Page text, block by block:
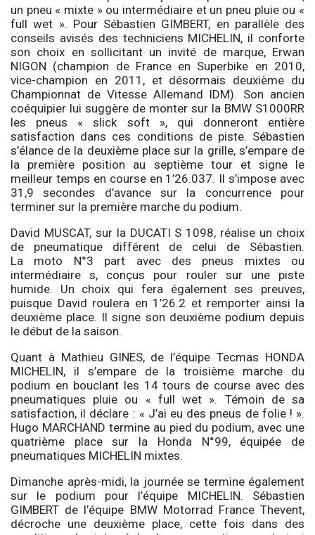
un pneu « mixte » ou intermédiaire et un pneu pluie ou «
full wet ». Pour Sébastien GIMBERT, en parallèle des
conseils avisés des techniciens MICHELIN, il conforte
son choix en sollicitant un invité de marque, Erwan
NIGON (champion de France en Superbike en 2010,
vice-champion en 2011, et désormais deuxième du
Championnat de Vitesse Allemand IDM). Son ancien
coéquipier lui suggère de monter sur la BMW S1000RR
les pneus « slick soft », qui donneront entière
satisfaction dans ces conditions de piste. Sébastien
s’élance de la deuxième place sur la grille, s’empare de
la première position au septième tour et signe le
meilleur temps en course en 1’26.037. Il s’impose avec
31,9 secondes d’avance sur la concurrence pour
terminer sur la première marche du podium.
David MUSCAT, sur la DUCATI S 1098, réalise un choix
de pneumatique différent de celui de Sébastien.
La moto N°3 part avec des pneus mixtes ou
intermédiaire s, conçus pour rouler sur une piste
humide. Un choix qui fera également ses preuves,
puisque David roulera en 1’26.2 et remporter ainsi la
deuxième place. Il signe son deuxième podium depuis
le début de la saison.
Quant à Mathieu GINES, de l’équipe Tecmas HONDA
MICHELIN, il s’empare de la troisième marche du
podium en bouclant les 14 tours de course avec des
pneumatiques pluie ou « full wet ». Témoin de sa
satisfaction, il déclare : « J’ai eu des pneus de folie ! ».
Hugo MARCHAND termine au pied du podium, avec une
quatrième place sur la Honda N°99, équipée de
pneumatiques MICHELIN mixtes.
Dimanche après-midi, la journée se termine également
sur le podium pour l’équipe MICHELIN. Sébastien
GIMBERT de l’équipe BMW Motorrad France Thevent,
décroche une deuxième place, cette fois dans des